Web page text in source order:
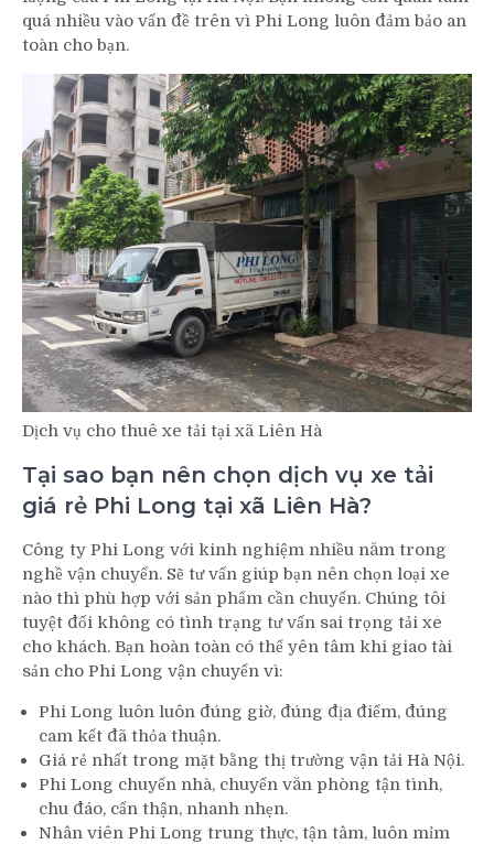
quá nhiều vào vấn đề trên vì Phi Long luôn đảm bảo an
toàn cho bạn.
Dịch vụ cho thuê xe tải tại xã Liên Hà
Tại sao bạn nên chọn dịch vụ xe tải
giá rẻ Phi Long tại xã Liên Hà?
Công ty Phi Long với kinh nghiệm nhiều năm trong
nghề vận chuyển. Sẽ tư vấn giúp bạn nên chọn loại xe
nào thì phù hợp với sản phẩm cần chuyển. Chúng tôi
tuyệt đối không có tình trạng tư vấn sai trọng tải xe
cho khách. Bạn hoàn toàn có thể yên tâm khi giao tài
sản cho Phi Long vận chuyển vì:
Phi Long luôn luôn đúng giờ, đúng địa điểm, đúng
cam kết đã thỏa thuận.
Giá rẻ nhất trong mặt bằng thị trường vận tải Hà Nội.
Phi Long chuyển nhà, chuyển văn phòng tận tình,
chu đáo, cẩn thận, nhanh nhẹn.
Nhân viên Phi Long trung thực, tận tâm, luôn mỉm